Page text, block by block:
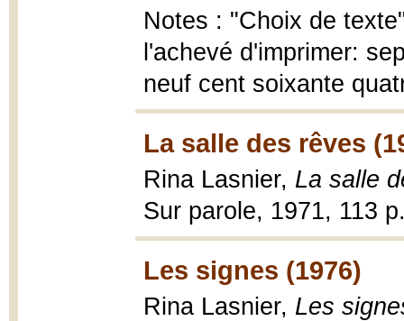
Notes : "Choix de
l'achevé d'imprimer:
neuf cent soixante
La salle des rêves
Rina Lasnier, La salle
Sur parole, 1971, 113
Les signes (1976)
Rina Lasnier, Les